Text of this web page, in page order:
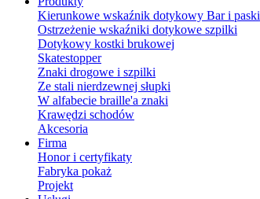
Kierunkowe wskaźnik dotykowy Bar i paski
Ostrzeżenie wskaźniki dotykowe szpilki
Dotykowy kostki brukowej
Skatestopper
Znaki drogowe i szpilki
Ze stali nierdzewnej słupki
W alfabecie braille'a znaki
Krawędzi schodów
Akcesoria
Firma
Honor i certyfikaty
Fabryka pokaż
Projekt